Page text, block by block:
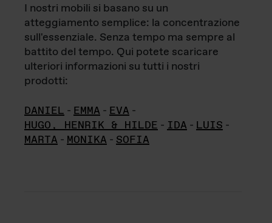
I nostri mobili si basano su un
atteggiamento semplice: la concentrazione
sull'essenziale. Senza tempo ma sempre al
battito del tempo. Qui potete scaricare
ulteriori informazioni su tutti i nostri
prodotti:
DANIEL - EMMA - EVA -
HUGO, HENRIK & HILDE - IDA - LUIS -
MARTA - MONIKA - SOFIA